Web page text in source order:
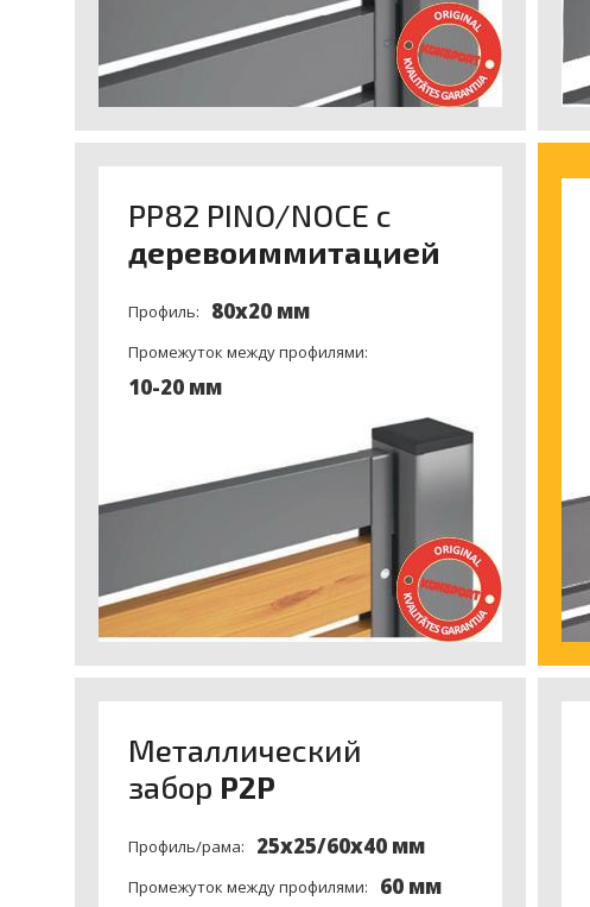
PP82 PINO/NOCE с
деревоиммитацией
Профиль: 80x20 мм
Промежуток между профилями:
10-20 мм
Meталлический
забор P2P
Профиль/рама: 25x25/60x40 мм
Промежуток между профилями: 60 мм